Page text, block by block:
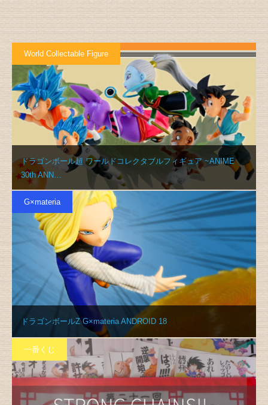
World Collectable Figure
ドラゴンボール超 ワールドコレクタブルフィギュア ~ANIME
30th ANN…
G×materia
ドラゴンボールZ G×materia ANDROID 18
一番くじ